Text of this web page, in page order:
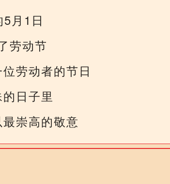
月1日
劳动节
劳动者的节日
日子里
崇高的敬意